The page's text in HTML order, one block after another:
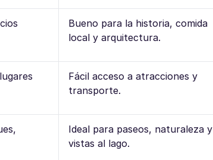
Bueno para la historia, comida
local y arquitectura.
Fácil acceso a atracciones y
transporte.
Ideal para paseos, naturaleza y
vistas al lago.